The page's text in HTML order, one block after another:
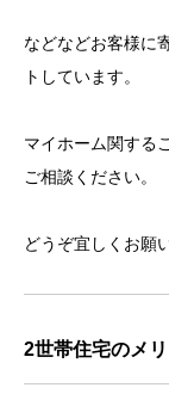
などなどお客様に
トしています。
マイホーム関する
ご相談ください。
どうぞ宜しくお願
2世帯住宅のメ